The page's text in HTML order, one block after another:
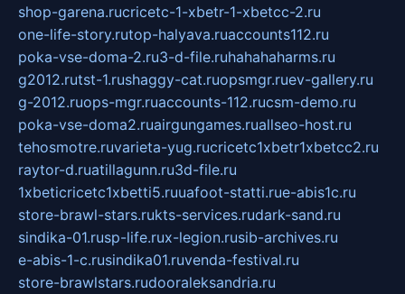
shop-garena.rucricetc-1-xbetr-1-xbetcc-2.ru
one-life-story.rutop-halyava.ruaccounts112.ru
poka-vse-doma-2.ru3-d-file.ruhahahaharms.ru
g2012.rutst-1.rushaggy-cat.ruopsmgr.ruev-gallery.ru
g-2012.ruops-mgr.ruaccounts-112.rucsm-demo.ru
poka-vse-doma2.ruairgungames.ruallseo-host.ru
tehosmotre.ruvarieta-yug.rucricetc1xbetr1xbetcc2.ru
raytor-d.ruatillagunn.ru3d-file.ru
1xbeticricetc1xbetti5.ruuafoot-statti.rue-abis1c.ru
store-brawl-stars.rukts-services.rudark-sand.ru
sindika-01.rusp-life.rux-legion.rusib-archives.ru
e-abis-1-c.rusindika01.ruvenda-festival.ru
store-brawlstars.rudooraleksandria.ru